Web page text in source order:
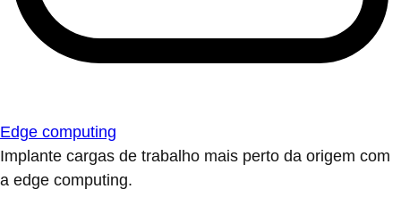
Edge computing
Implante cargas de trabalho mais perto da origem com
a edge computing.